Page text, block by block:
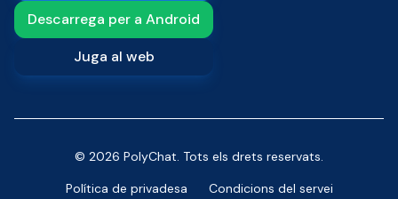
Descarrega per a Android
Juga al web
© 2026 PolyChat. Tots els drets reservats.
Política de privadesa
Condicions del servei